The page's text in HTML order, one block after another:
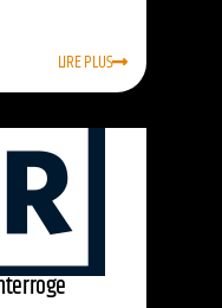
LIRE PLUS